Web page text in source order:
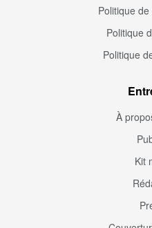
Politique
Politique
Politique
À
Kit